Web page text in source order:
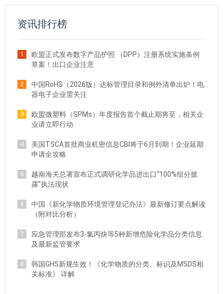
资讯排行榜
1
欧盟正式发布数字产品护照 （DPP）注册系统实施条例
草案！出口企业注意
2
中国RoHS（2026版）达标管理目录和例外清单出炉！电
器电子企业需关注
3
欧盟微塑料（SPMs）年度报告首个截止期将至，相关企
业请立即行动
4
美国TSCA首批商业机密信息CBI将于6月到期！企业延期
申请全攻略
5
越南海关总署宣布正式调研化学品进出口“100%组分披
露”执法现状
6
中国《新化学物质环境管理登记办法》最新修订要点解读
（附对比分析）
7
应急管理部发布3-氯丙炔等5种新增危险化学品分类信息
及最新监管要求
8
韩国GHS新规生效！《化学物质的分类、标识及MSDS相
关标准》 详解